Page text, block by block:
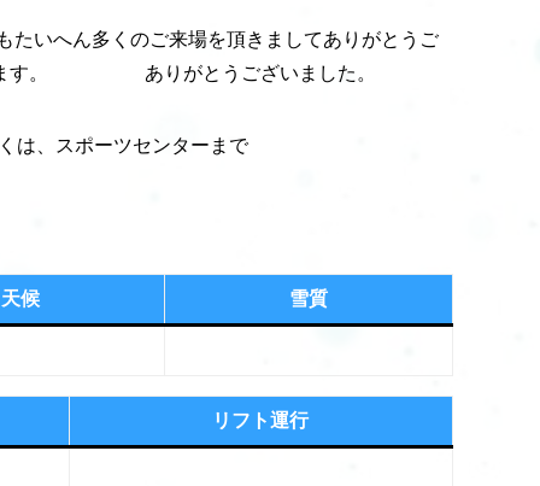
たいへん多くのご来場を頂きましてありがとうご
ります。 ありがとうございました。
は、スポーツセンターまで
天候 雪質
リフト運行